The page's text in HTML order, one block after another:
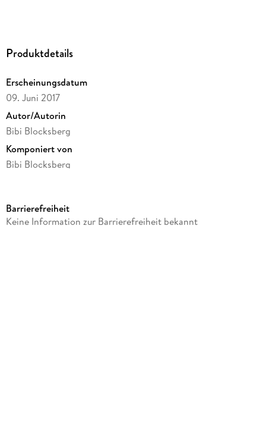
Produktdetails
Erscheinungsdatum
09. Juni 2017
Autor/Autorin
Bibi Blocksberg
Komponiert von
Bibi Blocksberg
Produktart
Barrierefreiheit
Keine Information zur Barrierefreiheit bekannt